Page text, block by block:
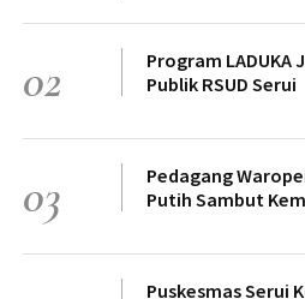
02
Program LADUKA
Publik RSUD Serui
03
Pedagang
Putih Sambut
Puskesmas Serui